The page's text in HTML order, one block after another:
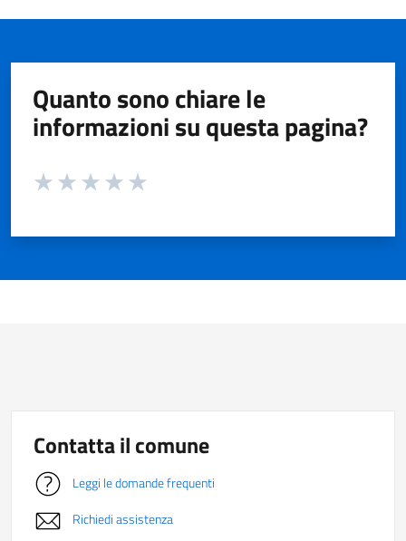
Quanto sono chiare le
informazioni su questa pagina?
Valuta da 1 a 5 stelle la pagina
Contatta il comune
Leggi le domande frequenti
Richiedi assistenza